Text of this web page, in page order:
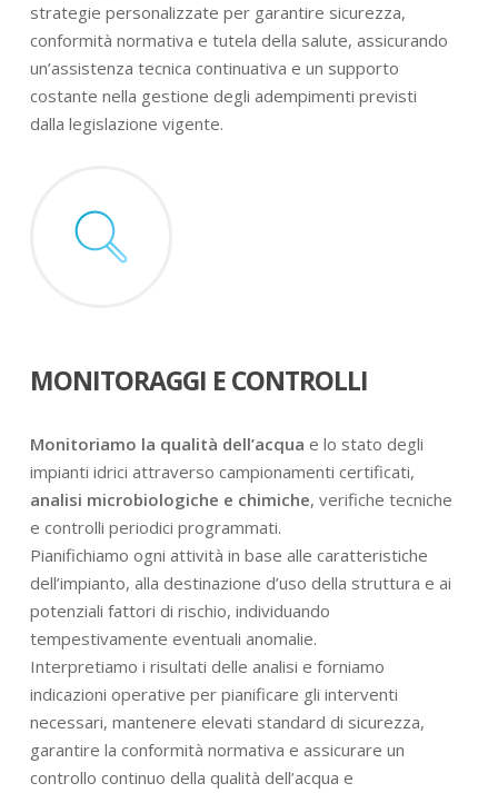
strategie personalizzate per garantire sicurezza,
conformità normativa e tutela della salute, assicurando
un’assistenza tecnica continuativa e un supporto
costante nella gestione degli adempimenti previsti
dalla legislazione vigente.
MONITORAGGI E CONTROLLI
Monitoriamo la qualità dell’acqua e lo stato degli
impianti idrici attraverso campionamenti certificati,
analisi microbiologiche e chimiche, verifiche tecniche
e controlli periodici programmati.
Pianifichiamo ogni attività in base alle caratteristiche
dell’impianto, alla destinazione d’uso della struttura e ai
potenziali fattori di rischio, individuando
tempestivamente eventuali anomalie.
Interpretiamo i risultati delle analisi e forniamo
indicazioni operative per pianificare gli interventi
necessari, mantenere elevati standard di sicurezza,
garantire la conformità normativa e assicurare un
controllo continuo della qualità dell’acqua e